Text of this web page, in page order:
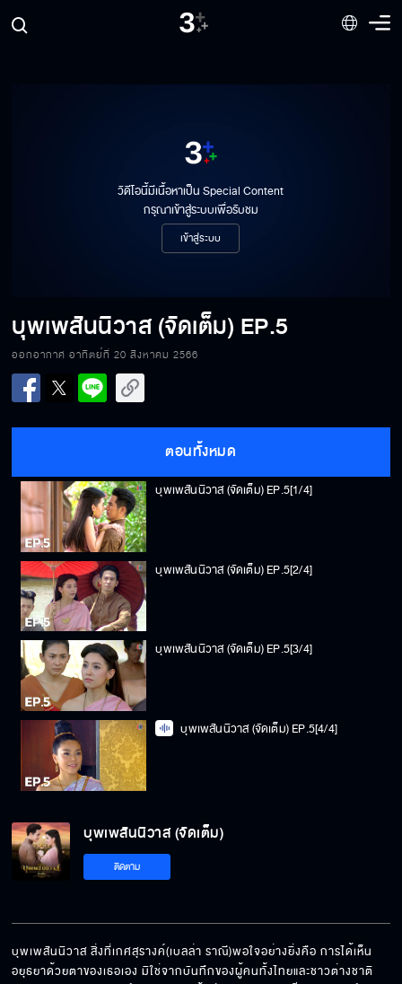
วิดีโอนี้มีเนื้อหาเป็น Special Content
กรุณาเข้าสู่ระบบเพื่อรับชม
เข้าสู่ระบบ
บุพเพสันนิวาส (จัดเต็ม) EP.5
ออกอากาศ อาทิตย์ที่ 20 สิงหาคม 2566
ตอนทั้งหมด
บุพเพสันนิวาส (จัดเต็ม) EP.5[1/4]
บุพเพสันนิวาส (จัดเต็ม) EP.5[2/4]
บุพเพสันนิวาส (จัดเต็ม) EP.5[3/4]
บุพเพสันนิวาส (จัดเต็ม) EP.5[4/4]
บุพเพสันนิวาส (จัดเต็ม)
ติดตาม
บุพเพสันนิวาส สิ่งที่เกศสุรางค์(เบลล่า ราณี)พอใจอย่างยิ่งคือ การได้เห็น
อยุธยาด้วยตาของเธอเอง มิใช่จากบันทึกของผู้คนทั้งไทยและชาวต่างชาติ